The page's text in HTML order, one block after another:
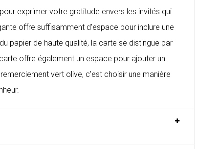
exprimer votre gratitude envers les invités qui
offre suffisamment d'espace pour inclure une
papier de haute qualité, la carte se distingue par
offre également un espace pour ajouter un
vert olive, c'est choisir une manière